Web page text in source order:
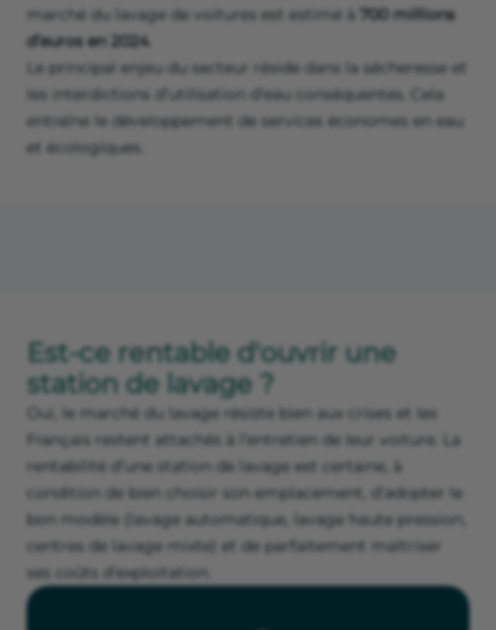
marché du lavage de voitures est estimé à 700 millions
d’euros en 2024.
Le principal enjeu du secteur réside dans la sécheresse et
les interdictions d’utilisation d’eau conséquentes. Cela
entraîne le développement de services économes en eau
et écologiques.
Est-ce rentable d'ouvrir une
station de lavage ?
Oui, le marché du lavage résiste bien aux crises et les
Français restent attachés à l’entretien de leur voiture. La
rentabilité d’une station de lavage est certaine, à
condition de bien choisir son emplacement, d’adopter le
bon modèle (lavage automatique, lavage haute pression,
centres de lavage mixte) et de parfaitement maîtriser
ses coûts d’exploitation.